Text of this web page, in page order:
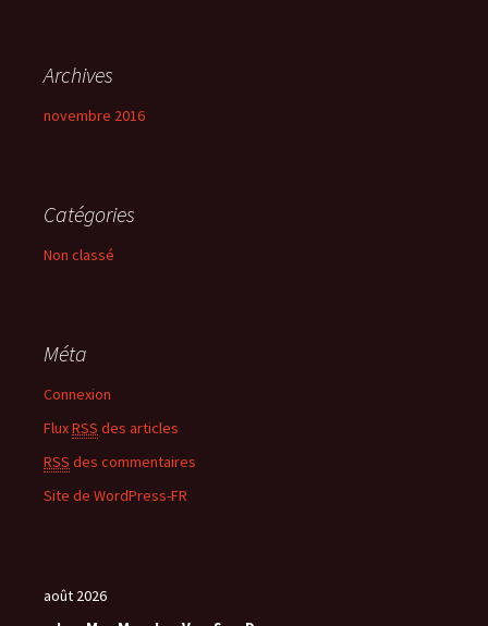
Archives
novembre 2016
Catégories
Non classé
Méta
Connexion
FluxRSS des articles
RSS des commentaires
Site de WordPress-FR
août 2026